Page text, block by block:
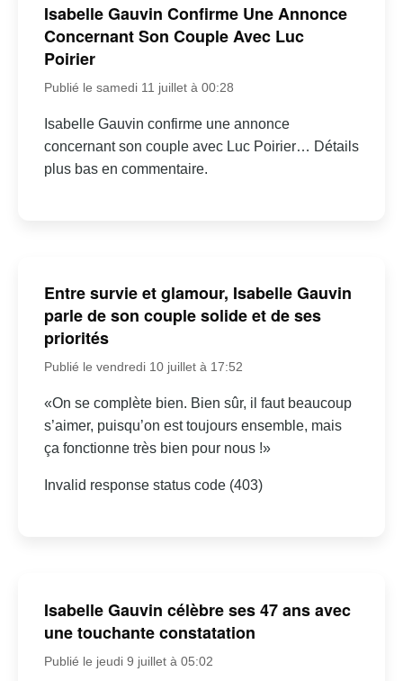
Isabelle Gauvin Confirme Une Annonce
Concernant Son Couple Avec Luc
Poirier
Publié le samedi 11 juillet à 00:28
Isabelle Gauvin confirme une annonce
concernant son couple avec Luc Poirier… Détails
plus bas en commentaire.
Entre survie et glamour, Isabelle Gauvin
parle de son couple solide et de ses
priorités
Publié le vendredi 10 juillet à 17:52
«On se complète bien. Bien sûr, il faut beaucoup
s’aimer, puisqu’on est toujours ensemble, mais
ça fonctionne très bien pour nous !»
Invalid response status code (403)
Isabelle Gauvin célèbre ses 47 ans avec
une touchante constatation
Publié le jeudi 9 juillet à 05:02